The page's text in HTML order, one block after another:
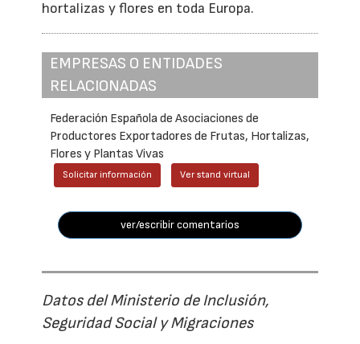
hortalizas y flores en toda Europa.
EMPRESAS O ENTIDADES
RELACIONADAS
Federación Española de Asociaciones de
Productores Exportadores de Frutas, Hortalizas,
Flores y Plantas Vivas
Solicitar información Ver stand virtual
ver/escribir comentarios
Datos del Ministerio de Inclusión,
Seguridad Social y Migraciones